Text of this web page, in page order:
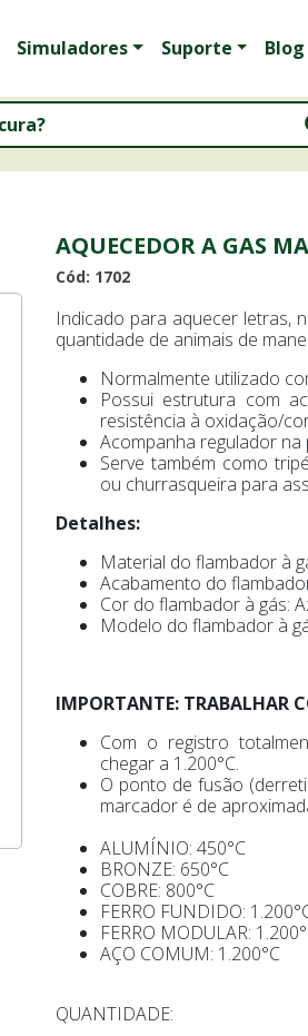
Simuladores Suporte Blog
AQUECEDOR A GAS
Cód: 1702
Indicado para aquecer letras,
quantidade de animais de
Normalmente utilizado
Possui estrutura com
resistência à oxidação/
Acompanha regulador
Serve também como
ou churrasqueira para
Detalhes:
Material do flambador à
Acabamento do
Cor do flambador à gás:
Modelo do flambador à
IMPORTANTE: TRABALHAR
Com o registro
chegar a 1.200°C.
O ponto de fusão
marcador é de
ALUMÍNIO: 450°C
BRONZE: 650°C
COBRE: 800°C
FERRO FUNDIDO:
FERRO MODULAR:
AÇO COMUM: 1.200°C
QUANTIDADE: